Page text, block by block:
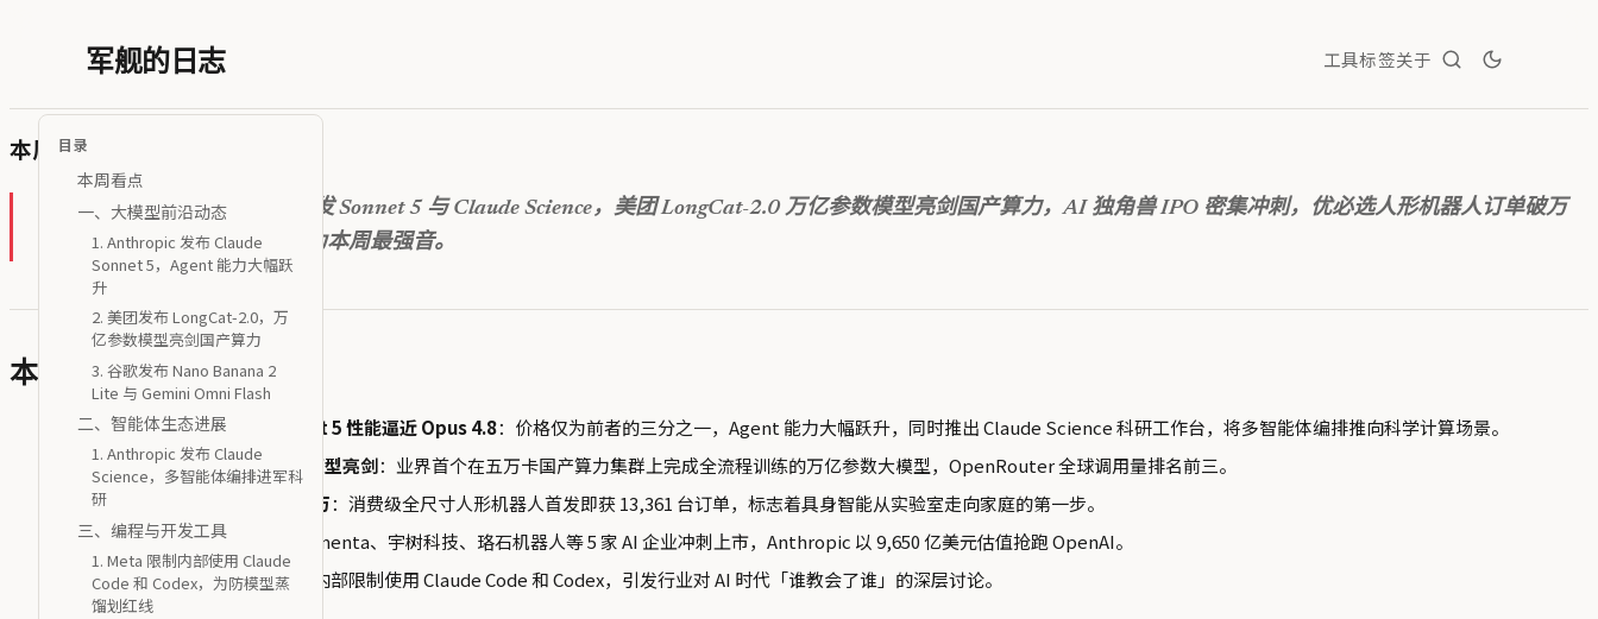
军舰的日志 工具标签关于
目录
本周看点
一、大模型前沿动态
1. Anthropic 发布 Claude
Sonnet 5，Agent 能力大幅跃
升
2. 美团发布 LongCat-2.0，万
亿参数模型亮剑国产算力
3. 谷歌发布 Nano Banana 2
Lite 与 Gemini Omni Flash
二、智能体生态进展
1. Anthropic 发布 Claude
Science，多智能体编排进军科
研
三、编程与开发工具
1. Meta 限制内部使用 Claude
Code 和 Codex，为防模型蒸
馏划红线
本周 AI 新闻 20260703
本周主线：Anthropic 双弹齐发 Sonnet 5 与 Claude Science，美团 LongCat-2.0 万亿参数模型亮剑国产算力，AI 独角兽 IPO 密集冲刺，优必选人形机器人订单破万
——产业从实验室走向市场成为本周最强音。
本周看点
Anthropic 双弹齐发：Sonnet 5 性能逼近 Opus 4.8：价格仅为前者的三分之一，Agent 能力大幅跃升，同时推出 Claude Science 科研工作台，将多智能体编排推向科学计算场景。
美团 LongCat-2.0 万亿参数模型亮剑：业界首个在五万卡国产算力集群上完成全流程训练的万亿参数大模型，OpenRouter 全球调用量排名前三。
优必选 U1 人形机器人订单破万：消费级全尺寸人形机器人首发即获 13,361 台订单，标志着具身智能从实验室走向家庭的第一步。
AI 独角兽 IPO 密集窗口
：Momenta、宇树科技、珞石机器人等 5 家 AI 企业冲刺上市，Anthropic 以 9,650 亿美元估值抢跑 OpenAI。
Meta 为防模型蒸馏划红线
：内部限制使用 Claude Code 和 Codex，引发行业对 AI 时代「谁教会了谁」的深层讨论。